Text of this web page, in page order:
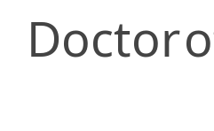
Doctor